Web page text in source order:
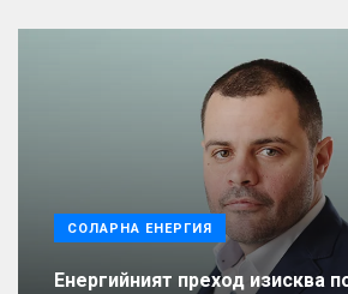
СОЛАРНА ЕНЕРГИЯ
Енергийният преход изисква